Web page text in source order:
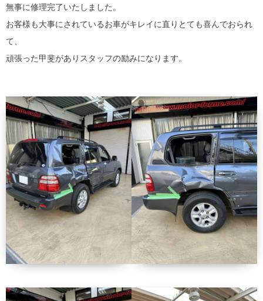
無事に修理完了いたしました。
お客様も大事にされているお車がキレイに直りとても喜んでおられ
て、
頑張った甲斐がありスタッフの励みになります。